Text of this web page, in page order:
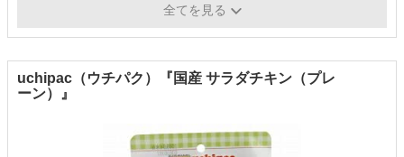
90あたり：20.4ｇ
全てを見る
uchipac（ウチパク）『国産 サラダチキン（プレ
ーン）』